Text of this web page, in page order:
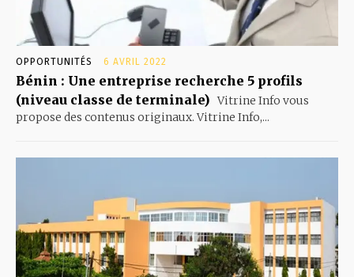
OPPORTUNITÉS 6 AVRIL 2022
Bénin : Une entreprise recherche 5 profils
(niveau classe de terminale) Vitrine Info vous
propose des contenus originaux. Vitrine Info,...